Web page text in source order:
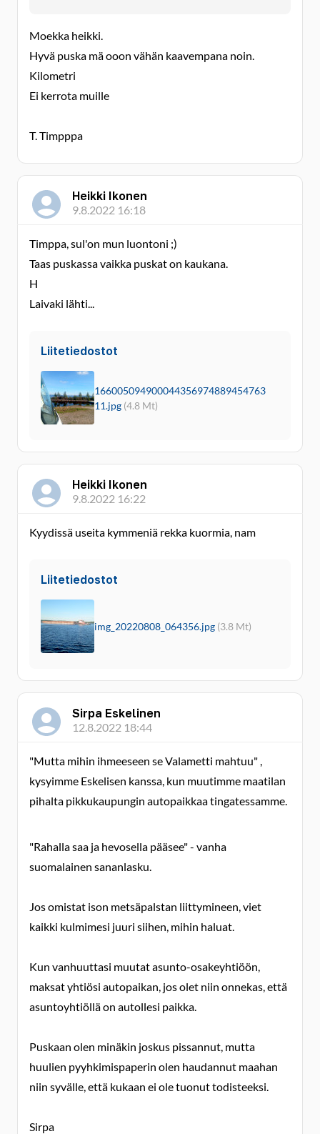
Moekka heikki.
Hyvä puska mä ooon vähän kaavempana noin.
Kilometri
Ei kerrota muille
T. Timpppa
Heikki Ikonen
9.8.2022 16:18
Timppa, sul'on mun luontoni ;)
Taas puskassa vaikka puskat on kaukana.
H
Laivaki lähti...
Liitetiedostot
166005094900044356974889454763
11.jpg (4.8 Mt)
Heikki Ikonen
9.8.2022 16:22
Kyydissä useita kymmeniä rekka kuormia, nam
Liitetiedostot
img_20220808_064356.jpg (3.8 Mt)
Sirpa Eskelinen
12.8.2022 18:44
"Mutta mihin ihmeeseen se Valametti mahtuu" ,
kysyimme Eskelisen kanssa, kun muutimme maatilan
pihalta pikkukaupungin autopaikkaa tingatessamme.
"Rahalla saa ja hevosella pääsee" - vanha
suomalainen sananlasku.
Jos omistat ison metsäpalstan liittymineen, viet
kaikki kulmimesi juuri siihen, mihin haluat.
Kun vanhuuttasi muutat asunto-osakeyhtiöön,
maksat yhtiösi autopaikan, jos olet niin onnekas, että
asuntoyhtiöllä on autollesi paikka.
Puskaan olen minäkin joskus pissannut, mutta
huulien pyyhkimispaperin olen haudannut maahan
niin syvälle, että kukaan ei ole tuonut todisteeksi.
Sirpa